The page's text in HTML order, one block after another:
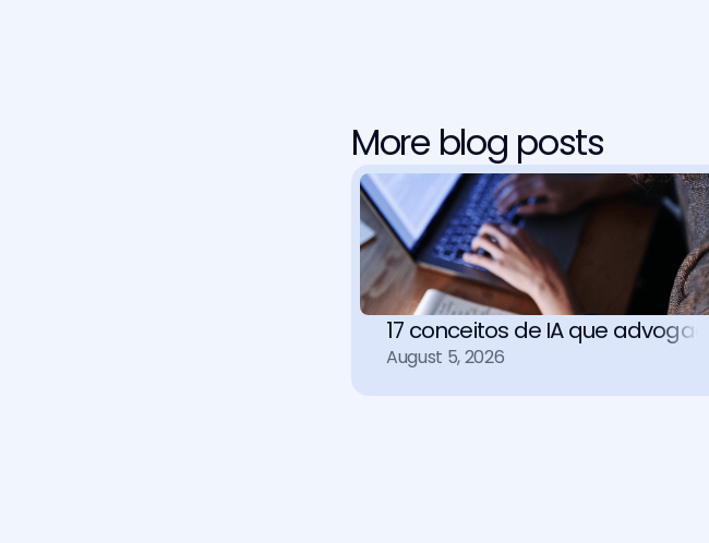
More blog posts
17 conceitos de IA que
August 5, 2026